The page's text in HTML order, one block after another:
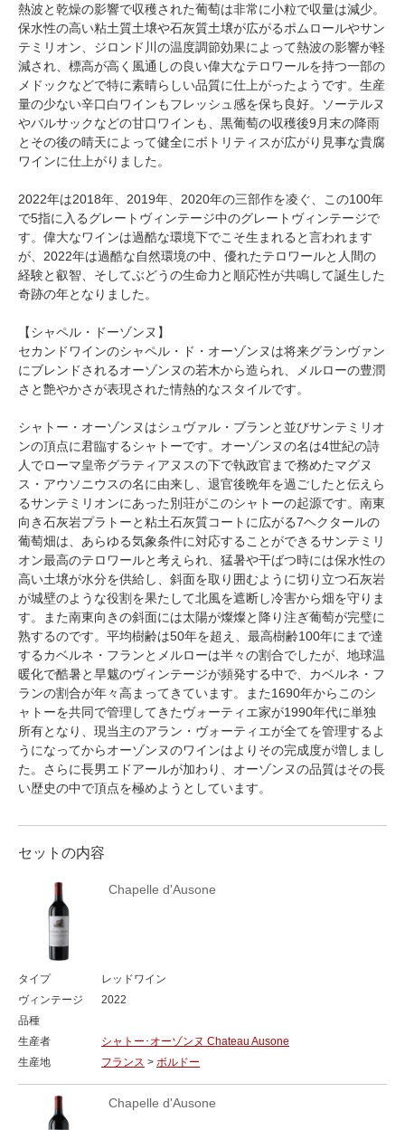
熱波と乾燥の影響で収穫された葡萄は非常に小粒で収量は減少。
保水性の高い粘土質土壌や石灰質土壌が広がるポムロールやサン
テミリオン、ジロンド川の温度調節効果によって熱波の影響が軽
減され、標高が高く風通しの良い偉大なテロワールを持つ一部の
メドックなどで特に素晴らしい品質に仕上がったようです。生産
量の少ない辛口白ワインもフレッシュ感を保ち良好。ソーテルヌ
やバルサックなどの甘口ワインも、黒葡萄の収穫後9月末の降雨
とその後の晴天によって健全にボトリティスが広がり見事な貴腐
ワインに仕上がりました。
2022年は2018年、2019年、2020年の三部作を凌ぐ、この100年
で5指に入るグレートヴィンテージ中のグレートヴィンテージで
す。偉大なワインは過酷な環境下でこそ生まれると言われます
が、2022年は過酷な自然環境の中、優れたテロワールと人間の
経験と叡智、そしてぶどうの生命力と順応性が共鳴して誕生した
奇跡の年となりました。
【シャペル・ドーゾンヌ】
セカンドワインのシャペル・ド・オーゾンヌは将来グランヴァン
にブレンドされるオーゾンヌの若木から造られ、メルローの豊潤
さと艶やかさが表現された情熱的なスタイルです。
シャトー・オーゾンヌはシュヴァル・ブランと並びサンテミリオ
ンの頂点に君臨するシャトーです。オーゾンヌの名は4世紀の詩
人でローマ皇帝グラティアヌスの下で執政官まで務めたマグヌ
ス・アウソニウスの名に由来し、退官後晩年を過ごしたと伝えら
るサンテミリオンにあった別荘がこのシャトーの起源です。南東
向き石灰岩プラトーと粘土石灰質コートに広がる7ヘクタールの
葡萄畑は、あらゆる気象条件に対応することができるサンテミリ
オン最高のテロワールと考えられ、猛暑や干ばつ時には保水性の
高い土壌が水分を供給し、斜面を取り囲むように切り立つ石灰岩
が城壁のような役割を果たして北風を遮断し冷害から畑を守りま
す。また南東向きの斜面には太陽が燦燦と降り注ぎ葡萄が完璧に
熟するのです。平均樹齢は50年を超え、最高樹齢100年にまで達
するカベルネ・フランとメルローは半々の割合でしたが、地球温
暖化で酷暑と旱魃のヴィンテージが頻発する中で、カベルネ・フ
ランの割合が年々高まってきています。また1690年からこのシ
ャトーを共同で管理してきたヴォーティエ家が1990年代に単独
所有となり、現当主のアラン・ヴォーティエが全てを管理するよ
うになってからオーゾンヌのワインはよりその完成度が増しまし
た。さらに長男エドアールが加わり、オーゾンヌの品質はその長
い歴史の中で頂点を極めようとしています。
セットの内容
Chapelle d'Ausone
タイプ
レッドワイン
ヴィンテージ
2022
品種
生産者
シャトー･オーゾンヌ Chateau Ausone
生産地
フランス > ボルドー
Chapelle d'Ausone